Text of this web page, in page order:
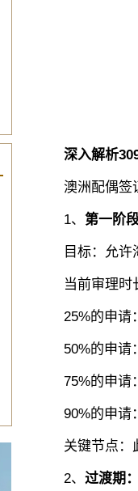
深入解析
澳洲配偶签证
1、 第一阶
目标：允许海
当前审理时长
25%的申请：
50%的申请：
75%的申请：
90%的申请：
关键节点：此
2、 过渡期